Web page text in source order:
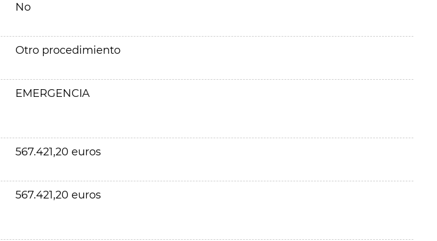
No
Otro procedimiento
EMERGENCIA
567.421,20 euros
567.421,20 euros